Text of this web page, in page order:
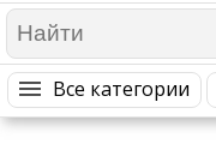
Все категории
Гостиницы
Образование
Бытовые услуги